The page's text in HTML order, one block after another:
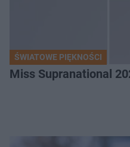
ŚWIATOWE PIĘKNOŚCI
Miss Supranational